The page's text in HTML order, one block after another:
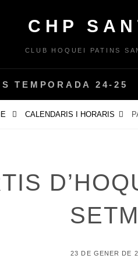
CHP
CLUB HOQUEI PATINS
TEMPORADA 24-25
CALENDARIS I HORARIS
POSTED
23 DE GENER DE